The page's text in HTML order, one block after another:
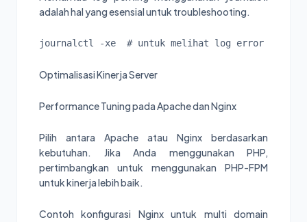
adalah hal yang esensial untuk troubleshooting.
Optimalisasi Kinerja Server
Performance Tuning pada Apache dan Nginx
Pilih antara Apache atau Nginx berdasarkan
kebutuhan. Jika Anda menggunakan PHP,
pertimbangkan untuk menggunakan PHP-FPM
untuk kinerja lebih baik.
Contoh konfigurasi Nginx untuk multi domain